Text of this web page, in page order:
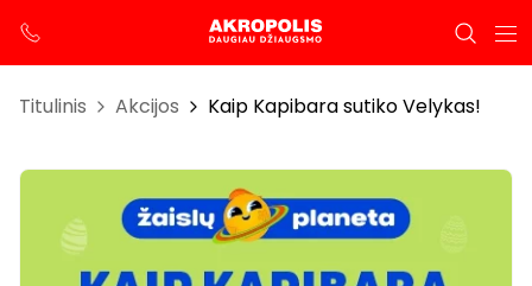
Titulinis Akcijos Kaip Kapibara sutiko Velykas!